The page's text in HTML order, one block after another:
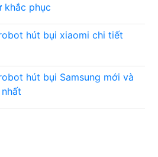
khắc phục
hút bụi xiaomi chi tiết
hút bụi Samsung mới và